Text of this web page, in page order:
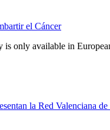
el Cáncer
is only available in
la Red Valenciana